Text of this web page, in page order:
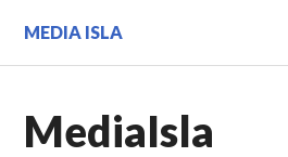
contenido.
MEDIA ISLA
MediaIsla